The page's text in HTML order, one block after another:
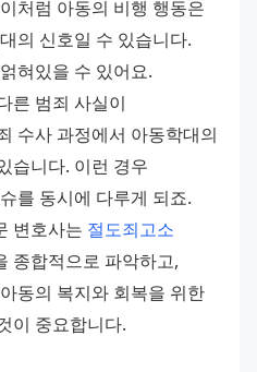
처럼 아동의 비행 행동은
의 신호일 수 있습니다.
혀있을 수 있어요.
른 범죄 사실이
수사 과정에서 아동학대의
습니다. 이런 경우
를 동시에 다루게 되죠.
변호사는 절도죄고소
종합적으로 파악하고,
동의 복지와 회복을 위한
이 중요합니다.